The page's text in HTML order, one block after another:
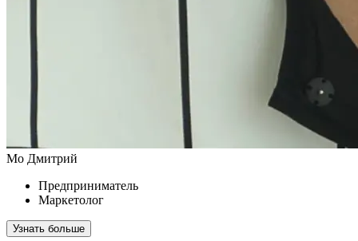
Мо Дмитрий
Предприниматель
Маркетолог
Узнать больше